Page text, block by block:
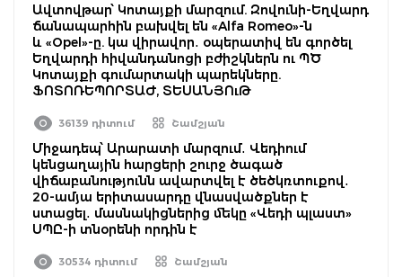
Ավտովթար՝ Կոտայքի մարզում. Զովունի-Եղվարդ
ճանապարհին բախվել են «Alfa Romeo»-ն
և «Opel»-ը. կա վիրավոր․ օպերատիվ են գործել
Եղվարդի հիվանդանոցի բժիշկներն ու ՊԾ
Կոտայքի գումարտակի պարեկները.
ՖՈՏՈՌԵՊՈՐՏԱԺ, ՏԵՍԱՆՅՈւԹ
36139 դիտում Շամշյան
Միջադեպ՝ Արարատի մարզում․ Վեդիում
կենցաղային հարցերի շուրջ ծագած
վիճաբանությունն ավարտվել է ծեծկռտուքով․
20-ամյա երիտասարդը վնասվածքներ է
ստացել․ մասնակիցներից մեկը «Վեդի պլաստ»
ՍՊԸ-ի տնօրենի որդին է
30534 դիտում Շամշյան